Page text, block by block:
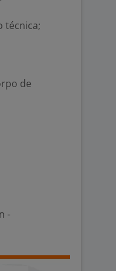
técnica;
de
-